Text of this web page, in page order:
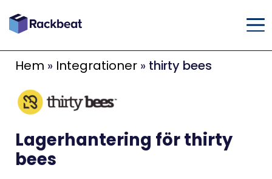
Hem » Integrationer» thirty bees
Lagerhantering för thirty
bees